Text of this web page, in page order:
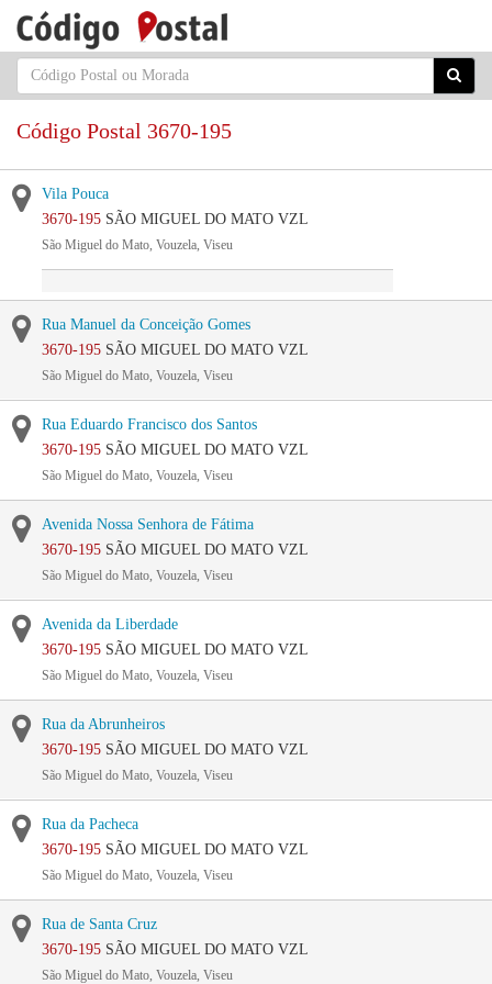
Código Postal 3670-195
Vila Pouca
3670-195 SÃO MIGUEL DO MATO VZL
São Miguel do Mato, Vouzela, Viseu
Rua Manuel da Conceição Gomes
3670-195 SÃO MIGUEL DO MATO VZL
São Miguel do Mato, Vouzela, Viseu
Rua Eduardo Francisco dos Santos
3670-195 SÃO MIGUEL DO MATO VZL
São Miguel do Mato, Vouzela, Viseu
Avenida Nossa Senhora de Fátima
3670-195 SÃO MIGUEL DO MATO VZL
São Miguel do Mato, Vouzela, Viseu
Avenida da Liberdade
3670-195 SÃO MIGUEL DO MATO VZL
São Miguel do Mato, Vouzela, Viseu
Rua da Abrunheiros
3670-195 SÃO MIGUEL DO MATO VZL
São Miguel do Mato, Vouzela, Viseu
Rua da Pacheca
3670-195 SÃO MIGUEL DO MATO VZL
São Miguel do Mato, Vouzela, Viseu
Rua de Santa Cruz
3670-195 SÃO MIGUEL DO MATO VZL
São Miguel do Mato, Vouzela, Viseu